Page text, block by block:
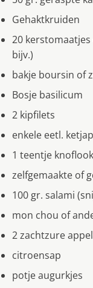
Gehaktkruiden
20
bijv.)
bakje boursin of
Bosje basilicum
2 kipfilets
enkele eetl. ketjap
1 teentje knoflook
zelfgemaakte of
100 gr. salami
mon chou of
2 zachtzure
citroensap
potje augurkjes